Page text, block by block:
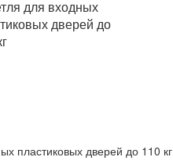
пластиковых дверей до 110 кг